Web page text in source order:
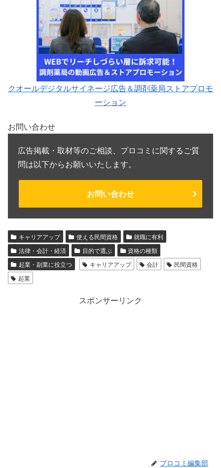
クオールデジタルサイネージ広告＆調剤薬局ストアプロモ
ーション
お問い合わせ
広告掲載・取材等のご相談、プロコミに関するご質
問は以下からお願いいたします。
お問い合わせ
キャリアアップ 使える民間資格
就職に有利
法律・会計・経済
目的で選ぶ
資格の種類
起業・副業に役立つ
キャリアアップ 会計
民間資格
起業
スポンサーリンク
プロコミ編集部